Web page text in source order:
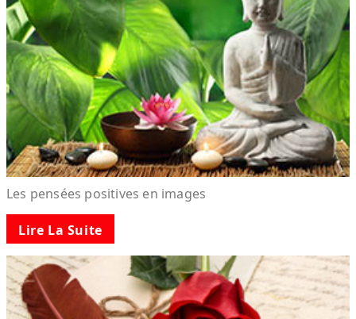
Les pensées positives en images
Lire La Suite